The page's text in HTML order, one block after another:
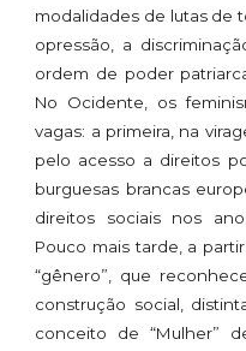
modalidades de lutas de
opressão, a
ordem de poder
No Ocidente, os
vagas: a primeira, na
pelo acesso a direitos
burguesas brancas
direitos sociais nos
Pouco mais tarde, a
“gênero”, que
construção social,
conceito de “Mulher”